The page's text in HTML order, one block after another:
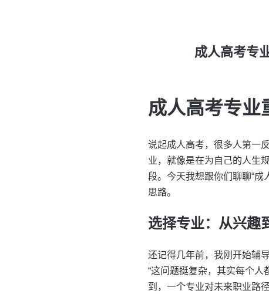
成人高考专
成人高考专
说起成人高考，很多人第一
业，就像是在为自己的人生
段。今天我想跟你们聊聊“
思路。
选择专业：从兴趣
还记得几年前，我刚开始辅
“这问题挺复杂，其实每个
到，一个专业对未来职业路